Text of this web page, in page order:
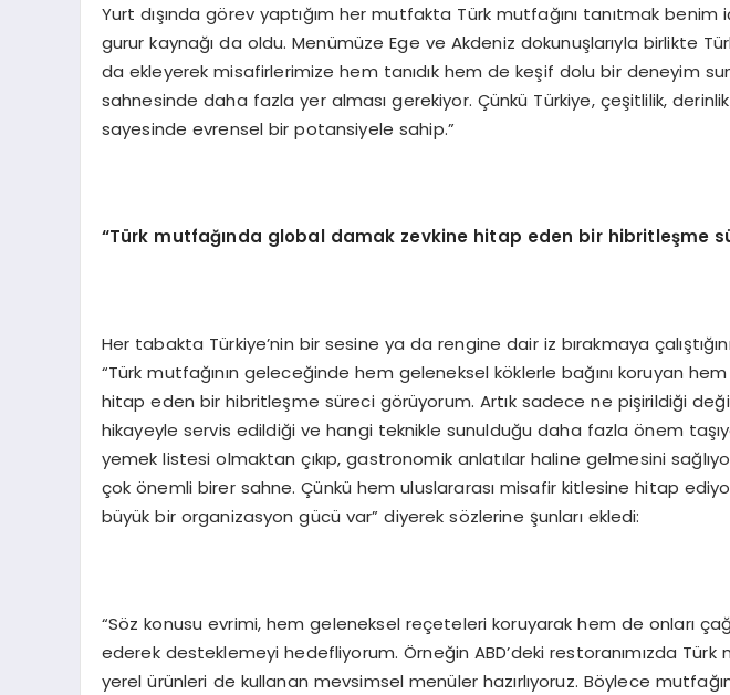
Yurt dışında görev yaptığım her mutfakta Türk mutfağını tanıtmak
gurur kaynağı da oldu. Menümüze Ege ve Akdeniz dokunuşlarıyla birlikte
da ekleyerek misafirlerimize hem tanıdık hem de keşif dolu bir deneyim
sahnesinde daha fazla yer alması gerekiyor. Çünkü Türkiye, çeşitlilik,
sayesinde evrensel bir potansiyele sahip.”
“Türk mutfağında global damak zevkine hitap eden bir hibritleşme
Her tabakta Türkiye’nin bir sesine ya da rengine dair iz bırakmaya
“Türk mutfağının geleceğinde hem geleneksel köklerle bağını koruyan
hitap eden bir hibritleşme süreci görüyorum. Artık sadece ne pişirildiği değil,
hikayeyle servis edildiği ve hangi teknikle sunulduğu daha fazla önem
yemek listesi olmaktan çıkıp, gastronomik anlatılar haline gelmesini
çok önemli birer sahne. Çünkü hem uluslararası misafir kitlesine hitap
büyük bir organizasyon gücü var” diyerek sözlerine şunları ekledi:
“Söz konusu evrimi, hem geleneksel reçeteleri koruyarak hem de onları
ederek desteklemeyi hedefliyorum. Örneğin ABD’deki restoranımızda
yerel ürünleri de kullanan mevsimsel menüler hazırlıyoruz. Böylece